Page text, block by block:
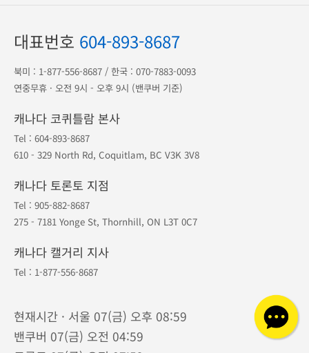
대표번호 604-893-8687
북미 : 1-877-556-8687 / 한국 : 070-7883-0093
연중무휴 · 오전 9시 - 오후 9시 (밴쿠버 기준)
캐나다 코퀴틀람 본사
Tel : 604-893-8687
610 - 329 North Rd, Coquitlam, BC V3K 3V8
캐나다 토론토 지점
Tel : 905-882-8687
275 - 7181 Yonge St, Thornhill, ON L3T 0C7
캐나다 캘거리 지사
Tel : 1-877-556-8687
현재시간 · 서울 07(금) 오후 08:59
밴쿠버 07(금) 오전 04:59